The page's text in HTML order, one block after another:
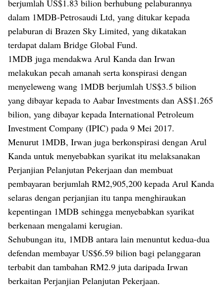
berjumlah US$1.83 bilion berhubung pelaburannya
dalam 1MDB-Petrosaudi Ltd, yang ditukar kepada
pelaburan di Brazen Sky Limited, yang dikatakan
terdapat dalam Bridge Global Fund.
1MDB juga mendakwa Arul Kanda dan Irwan
melakukan pecah amanah serta konspirasi dengan
menyeleweng wang 1MDB berjumlah US$3.5 bilion
yang dibayar kepada to Aabar Investments dan AS$1.265
bilion, yang dibayar kepada International Petroleum
Investment Company (IPIC) pada 9 Mei 2017.
Menurut 1MDB, Irwan juga berkonspirasi dengan Arul
Kanda untuk menyebabkan syarikat itu melaksanakan
Perjanjian Pelanjutan Pekerjaan dan membuat
pembayaran berjumlah RM2,905,200 kepada Arul Kanda
selaras dengan perjanjian itu tanpa menghiraukan
kepentingan 1MDB sehingga menyebabkan syarikat
berkenaan mengalami kerugian.
Sehubungan itu, 1MDB antara lain menuntut kedua-dua
defendan membayar US$6.59 bilion bagi pelanggaran
terbabit dan tambahan RM2.9 juta daripada Irwan
berkaitan Perjanjian Pelanjutan Pekerjaan.